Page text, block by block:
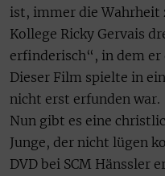
ist, immer die Wahrheit
Kollege Ricky Gervais
erfinderisch“, in dem
Dieser Film spielte in
nicht erst erfunden war.
Nun gibt es eine
Junge, der nicht lügen
DVD bei SCM Hänssler